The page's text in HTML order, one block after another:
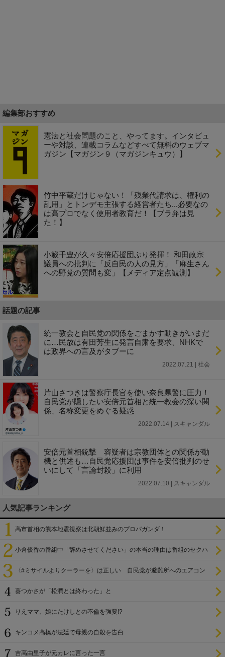
編集部おすすめ
憲法と社会問題のこと、やってます。インタビュ
ーや対談、連載コラムなどすべて無料のウェブマ
ガジン【マガジン９（マガジンキュウ）】
竹中平蔵だけじゃない！「残業代請求は、権利の
乱用」とトンデモ主張する経営者たち...必要なの
は高プロでなく使用者教育だ！【ブラ弁は見
た！】
小籔千豊が久々安倍応援団ぶり発揮！ 和田政宗
議員への批判に「反自民の人の見方」「麻生さん
への野党の質問も変」【メディア定点観測】
話題の記事
統一教会と自民党の関係をごまかす動きがいまだ
に…民放は有田芳生に発言自粛を要求、NHKで
は政界への言及がタブーに
2022.07.21 | 社会
片山さつきは警察庁長官を使い奈良県警に圧力！
自民党が隠したい安倍元首相と統一教会の深い関
係、名称変更をめぐる疑惑
2022.07.14 | スキャンダル
安倍元首相銃撃 容疑者は宗教団体との関係が動
機と供述も…自民党応援団は事件を安倍批判のせ
いにして「言論封殺」に利用
2022.07.10 | スキャンダル
人気記事ランキング
高市首相の熊本地震視察は北朝鮮並みのプロパガンダ！
小倉優香の番組中「辞めさせてください」の本当の理由は番組のセクハ
〈#ミサイルよりクーラーを〉は正しい 自民党が避難所へのエアコン
葵つかさが「松潤とは終わった」と
りえママ、娘にたけしとの不倫を強要!?
キンコメ高橋が法廷で母親の自殺を告白
吉高由里子が元カレに言った一言